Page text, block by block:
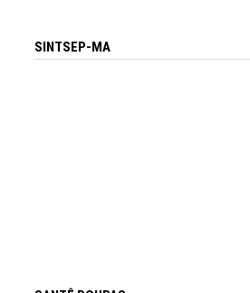
SINTSEP-MA